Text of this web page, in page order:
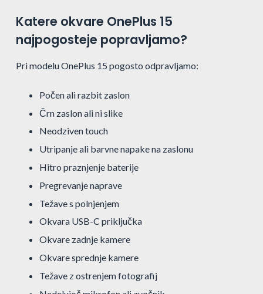
Katere okvare OnePlus 15
najpogosteje popravljamo?
Pri modelu OnePlus 15 pogosto odpravljamo:
Počen ali razbit zaslon
Črn zaslon ali ni slike
Neodziven touch
Utripanje ali barvne napake na zaslonu
Hitro praznjenje baterije
Pregrevanje naprave
Težave s polnjenjem
Okvara USB-C priključka
Okvare zadnje kamere
Okvare sprednje kamere
Težave z ostrenjem fotografij